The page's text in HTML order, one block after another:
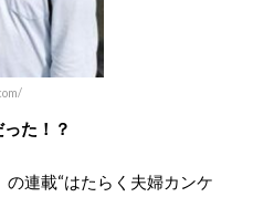
た！？
連載“はたらく夫婦カンケ